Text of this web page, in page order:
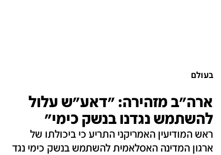
בעולם
ארה"ב מזהירה: "דאע"ש עלול
להשתמש נגדנו בנשק כימי"
ראש המודיעין האמריקני התריע כי ביכולתו של
ארגון המדינה האסלאמית להשתמש בנשק כימי נגד